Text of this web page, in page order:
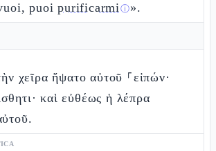
puoipurificarmiⓘ».
χεῖρα ἥψατο αὐτοῦ ⸀εἰπών·
καὶ εὐθέως ἡ λέπρα